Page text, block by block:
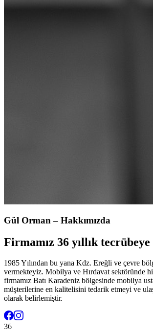
Gül Orman – Hakkımızda
Firmamız 36 yıllık
1985 Yılından bu yana Kdz. Ereğli ve çevre
vermekteyiz. Mobilya ve Hırdavat sektöründe
firmamız Batı Karadeniz bölgesinde mobilya
müşterilerine en kalitelisini tedarik etmeyi ve
olarak belirlemiştir.
36